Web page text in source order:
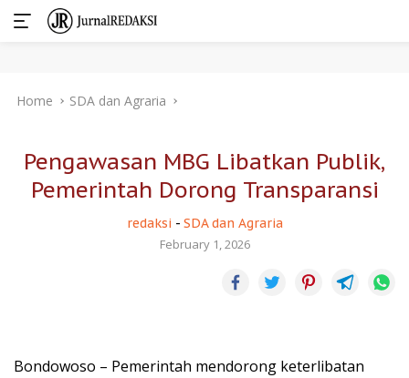
Home SDA dan Agraria
Pengawasan MBG Libatkan Publik,
Pemerintah Dorong Transparansi
redaksi - SDA dan Agraria
February 1, 2026
Bondowoso – Pemerintah mendorong keterlibatan